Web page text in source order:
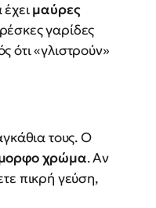
μαύρες
γαρίδες
ότι «γλιστρούν»
τους. Ο
χρώμα. Αν
πικρή γεύση,